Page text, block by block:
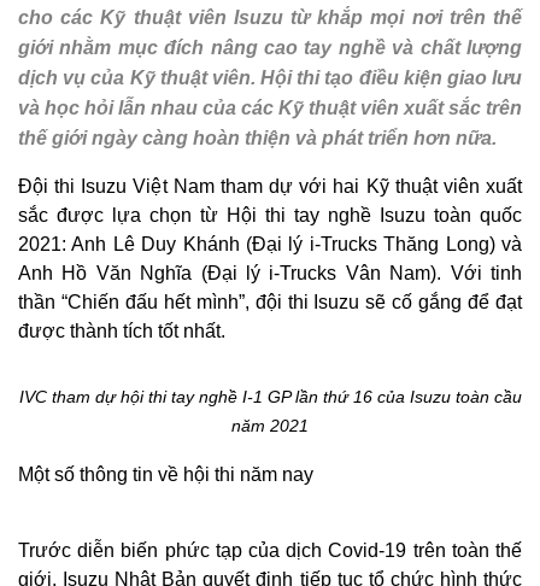
cho các Kỹ thuật viên Isuzu từ khắp mọi nơi trên thế
giới nhằm mục đích nâng cao tay nghề và chất lượng
dịch vụ của Kỹ thuật viên. Hội thi tạo điều kiện giao lưu
và học hỏi lẫn nhau của các Kỹ thuật viên xuất sắc trên
thế giới ngày càng hoàn thiện và phát triển hơn nữa.
Đội thi Isuzu Việt Nam tham dự với hai Kỹ thuật viên xuất
sắc được lựa chọn từ Hội thi tay nghề Isuzu toàn quốc
2021: Anh Lê Duy Khánh (Đại lý i-Trucks Thăng Long) và
Anh Hồ Văn Nghĩa (Đại lý i-Trucks Vân Nam). Với tinh
thần “Chiến đấu hết mình”, đội thi Isuzu sẽ cố gắng để đạt
được thành tích tốt nhất.
IVC tham dự hội thi tay nghề I-1 GP lần thứ 16 của Isuzu toàn cầu
năm 2021
Một số thông tin về hội thi năm nay
Trước diễn biến phức tạp của dịch Covid-19 trên toàn thế
giới, Isuzu Nhật Bản quyết định tiếp tục tổ chức hình thức